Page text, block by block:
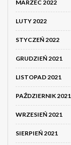
MARZEC 2022
LUTY 2022
STYCZEŃ 2022
GRUDZIEŃ 2021
LISTOPAD 2021
PAŹDZIERNIK 2021
WRZESIEŃ 2021
SIERPIEŃ 2021